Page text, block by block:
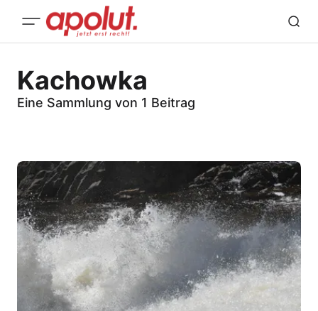
Kachowka
Eine Sammlung von 1 Beitrag